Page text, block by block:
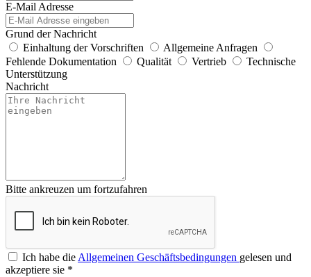
E-Mail Adresse
Grund der Nachricht
Einhaltung der Vorschriften
Allgemeine Anfragen
Fehlende Dokumentation
Qualität Vertrieb
Technische
Unterstützung
Nachricht
Bitte ankreuzen um fortzufahren
Ich habe die Allgemeinen Geschäftsbedingungen gelesen und
akzeptiere sie *